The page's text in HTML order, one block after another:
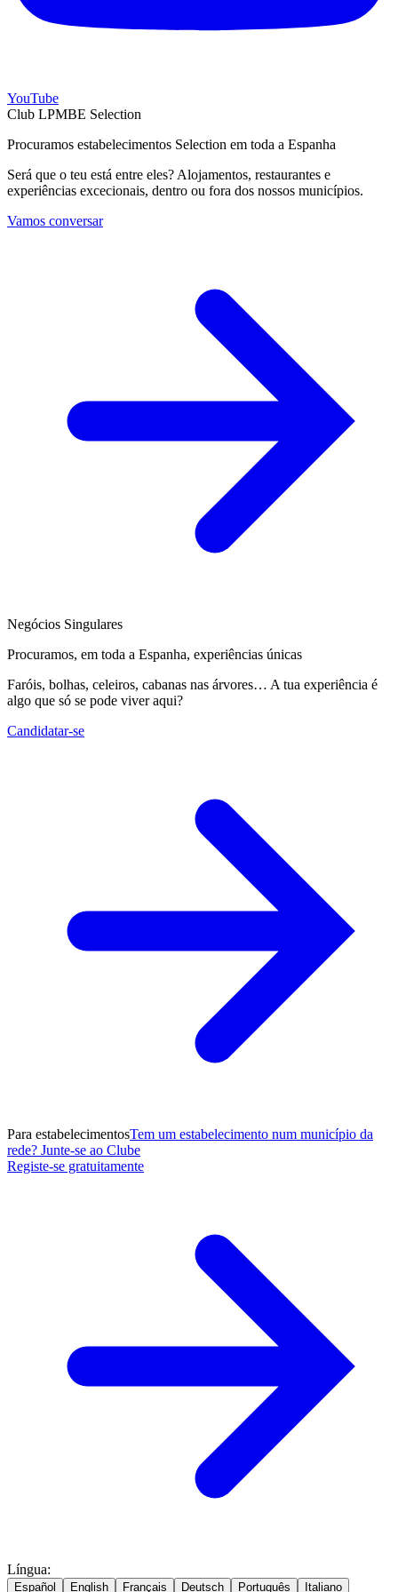
YouTube
Club LPMBE Selection
Procuramos estabelecimentos Selection em toda a Espanha
Será que o teu está entre eles? Alojamentos, restaurantes e
experiências excecionais, dentro ou fora dos nossos municípios.
Vamos conversar
Negócios Singulares
Procuramos, em toda a Espanha, experiências únicas
Faróis, bolhas, celeiros, cabanas nas árvores… A tua experiência é
algo que só se pode viver aqui?
Candidatar-se
Para estabelecimentosTem um estabelecimento num município da
rede? Junte-se ao Clube
Registe-se gratuitamente
Língua:
Español English Français Deutsch Português Italiano